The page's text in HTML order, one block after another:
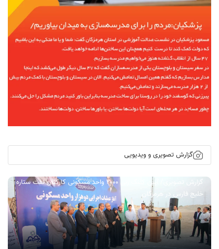
گزارش تصویری و ویدیویی
گزارش تصویری/ آیین کلنگ زنی ۲۰۰۰ واحد مسکونی کارکنان نفت ستاره
خلیج فارس در هرمزگان